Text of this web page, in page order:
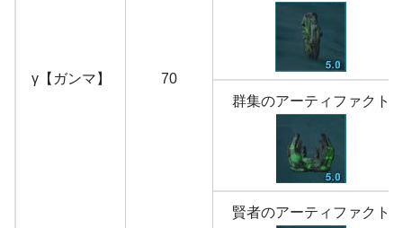
γ【ガンマ】 70
群集のアーティファクト
賢者のアーティファクト